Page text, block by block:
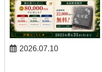
2026.07.10